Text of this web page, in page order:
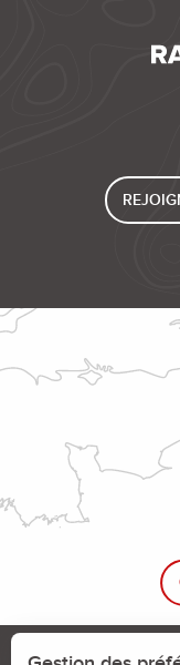
Deux américaines
Les dernières
Le tour du lac à V.T.T.
Soirée calme en
Le blog rando !